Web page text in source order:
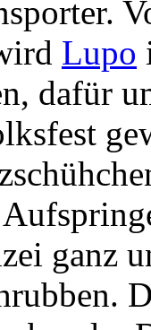
Lupo
dafür
ganz